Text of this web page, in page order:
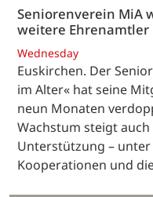
Seniorenverein MiA
weitere Ehrenamtler
Wednesday
Euskirchen. Der
im Alter« hat seine
neun Monaten
Wachstum steigt
Unterstützung –
Kooperationen und